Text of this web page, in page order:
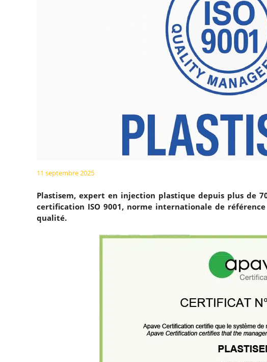
11 septembre 2025
Plastisem, expert en injection plastique depuis plus de
certification ISO 9001, norme internationale de
qualité.